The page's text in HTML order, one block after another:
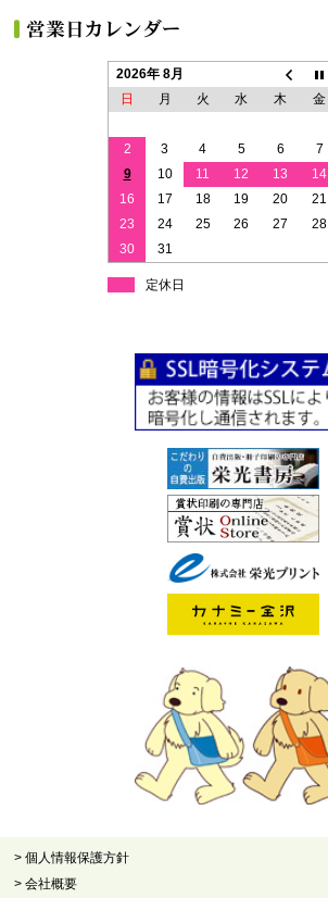
2026年 8月
日
月 火 水 木 金
2
3 4 5 6 7
9
10 11 12 13 14
16
17 18 19 20 21
23
24 25 26 27 28
30
31
定休日
> 個人情報保護方針
> 会社概要